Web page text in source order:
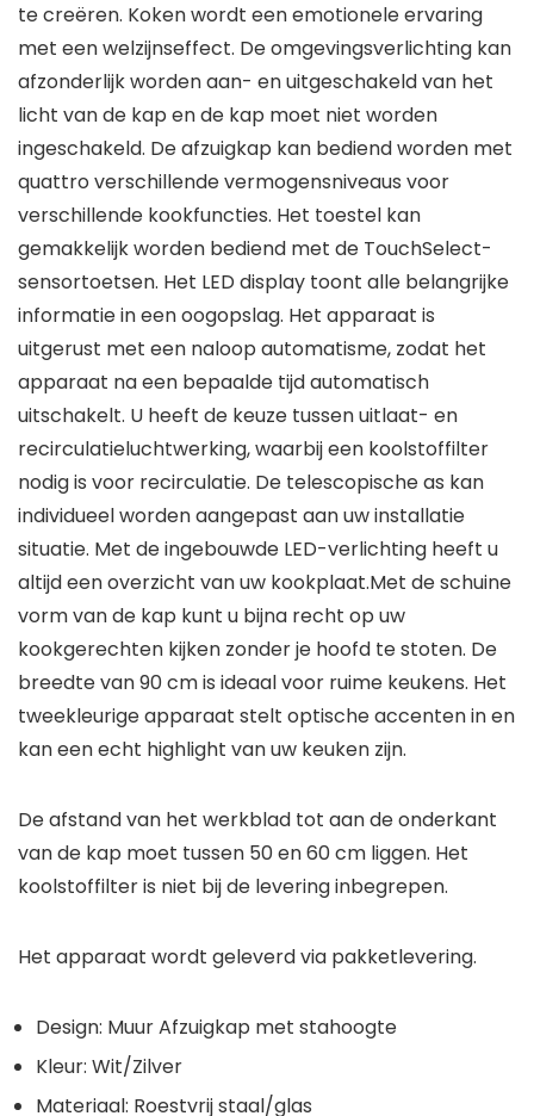
te creëren. Koken wordt een emotionele ervaring
met een welzijnseffect. De omgevingsverlichting kan
afzonderlijk worden aan- en uitgeschakeld van het
licht van de kap en de kap moet niet worden
ingeschakeld. De afzuigkap kan bediend worden met
quattro verschillende vermogensniveaus voor
verschillende kookfuncties. Het toestel kan
gemakkelijk worden bediend met de TouchSelect-
sensortoetsen. Het LED display toont alle belangrijke
informatie in een oogopslag. Het apparaat is
uitgerust met een naloop automatisme, zodat het
apparaat na een bepaalde tijd automatisch
uitschakelt. U heeft de keuze tussen uitlaat- en
recirculatieluchtwerking, waarbij een koolstoffilter
nodig is voor recirculatie. De telescopische as kan
individueel worden aangepast aan uw installatie
situatie. Met de ingebouwde LED-verlichting heeft u
altijd een overzicht van uw kookplaat.Met de schuine
vorm van de kap kunt u bijna recht op uw
kookgerechten kijken zonder je hoofd te stoten. De
breedte van 90 cm is ideaal voor ruime keukens. Het
tweekleurige apparaat stelt optische accenten in en
kan een echt highlight van uw keuken zijn.
De afstand van het werkblad tot aan de onderkant
van de kap moet tussen 50 en 60 cm liggen. Het
koolstoffilter is niet bij de levering inbegrepen.
Het apparaat wordt geleverd via pakketlevering.
Design: Muur Afzuigkap met stahoogte
Kleur: Wit/Zilver
Materiaal: Roestvrij staal/glas